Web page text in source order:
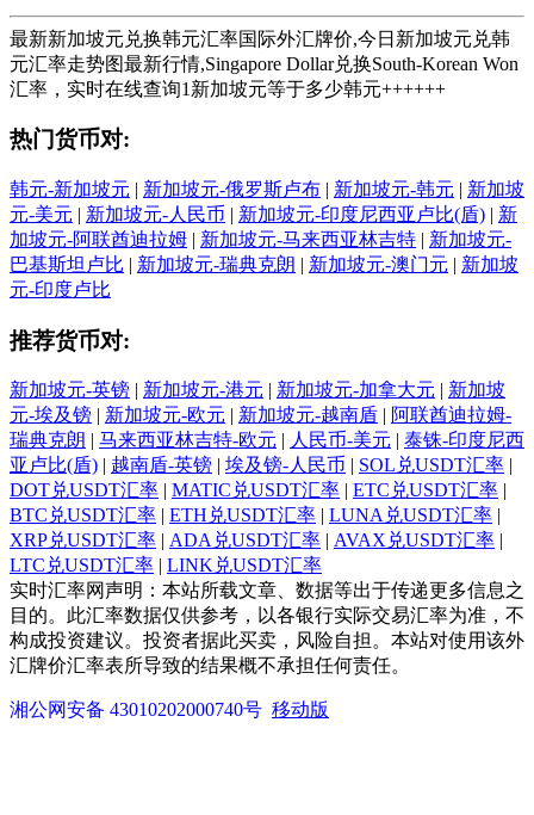
最新新加坡元兑换韩元汇率国际外汇牌价,今日新加坡元兑韩
元汇率走势图最新行情,Singapore Dollar兑换South-Korean Won
汇率，实时在线查询1新加坡元等于多少韩元++++++
热门货币对:
韩元-新加坡元 | 新加坡元-俄罗斯卢布 | 新加坡元-韩元 | 新加坡
元-美元 | 新加坡元-人民币 | 新加坡元-印度尼西亚卢比(盾) | 新
加坡元-阿联酋迪拉姆 | 新加坡元-马来西亚林吉特 | 新加坡元-
巴基斯坦卢比 | 新加坡元-瑞典克朗 | 新加坡元-澳门元 | 新加坡
元-印度卢比
推荐货币对:
新加坡元-英镑 | 新加坡元-港元 | 新加坡元-加拿大元 | 新加坡
元-埃及镑 | 新加坡元-欧元 | 新加坡元-越南盾 | 阿联酋迪拉姆-
瑞典克朗 | 马来西亚林吉特-欧元 | 人民币-美元 | 泰铢-印度尼西
亚卢比(盾) | 越南盾-英镑 | 埃及镑-人民币 | SOL兑USDT汇率 |
DOT兑USDT汇率 | MATIC兑USDT汇率 | ETC兑USDT汇率 |
BTC兑USDT汇率 | ETH兑USDT汇率 | LUNA兑USDT汇率 |
XRP兑USDT汇率 | ADA兑USDT汇率 | AVAX兑USDT汇率 |
LTC兑USDT汇率 | LINK兑USDT汇率
实时汇率网声明：本站所载文章、数据等出于传递更多信息之
目的。此汇率数据仅供参考，以各银行实际交易汇率为准，不
构成投资建议。投资者据此买卖，风险自担。本站对使用该外
汇牌价汇率表所导致的结果概不承担任何责任。
湘公网安备 43010202000740号 移动版